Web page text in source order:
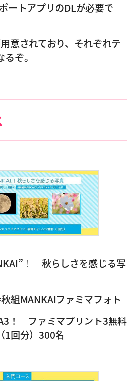
ートアプリのDLが必要で
意されており、それぞれテ
ぞ。
！ 秋らしさを感じる写
組MANKAIファミマフォト
A3！ ファミマプリント3無料
1回分）300名